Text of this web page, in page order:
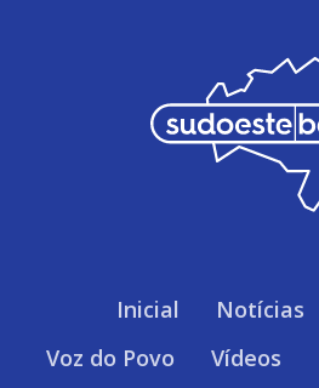
Inicial Notícias
Voz do Povo
Vídeos